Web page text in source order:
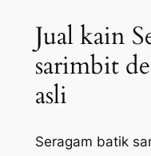
Jual kain
sarimbit
asli
Seragam batik